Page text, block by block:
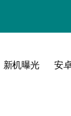
新机曝光 安